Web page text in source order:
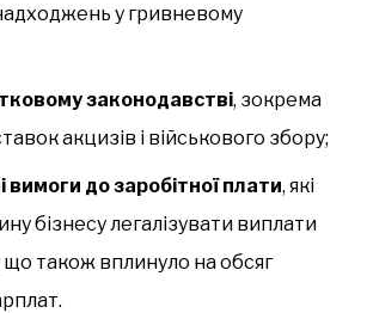
у гривневому
законодавстві, зокрема
акцизів і військового збору;
вимоги до заробітної плати, які
бізнесу легалізувати виплати
що також вплинуло на обсяг